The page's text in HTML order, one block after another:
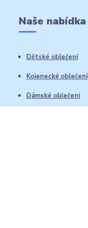
Naše nabídka
Dětské oblečení
Kojenecké oblečení
Dámské oblečení